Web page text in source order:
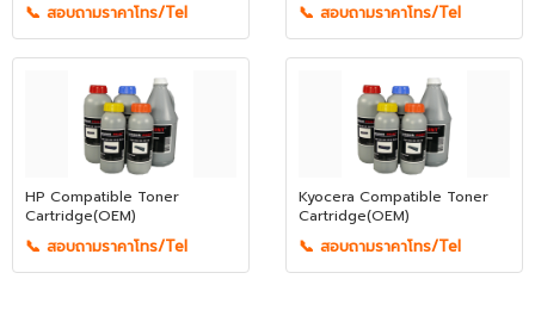
📞 สอบถามราคาโทร/Tel 📞 สอบถามราคาโทร/Tel
HP Compatible Toner
Cartridge(OEM)
📞 สอบถามราคาโทร/Tel
Kyocera Compatible Toner
Cartridge(OEM)
📞 สอบถามราคาโทร/Tel